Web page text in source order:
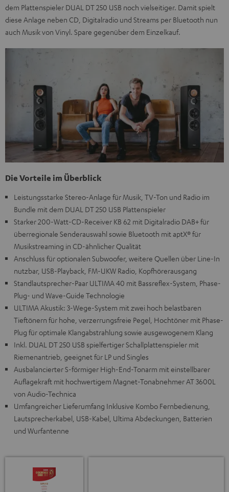
dem Plattenspieler DUAL DT 250 USB noch vielseitiger. Damit spielt
diese Anlage neben CD, Digitalradio und Streams per Bluetooth nun
auch Musik von Vinyl. Spare gegenüber dem Einzelkauf.
Die Vorteile im Überblick
Leistungsstarke Stereo-Anlage für Musik, TV-Ton und Radio im
Bundle mit dem DUAL DT 250 USB Plattenspieler
Starker 200-Watt-CD-Receiver KB 62 mit Digitalradio DAB+ für
überregionale Senderauswahl sowie Bluetooth mit aptX® für
Musikstreaming in CD-ähnlicher Qualität
Anschluss für optionalen Subwoofer, weitere Quellen über Line-In
nutzbar, USB-Playback, FM-UKW Radio, Kopfhörerausgang
Standlautsprecher-Paar ULTIMA 40 mit Bassreflex-System, Phase-
Plug- und Wave-Guide Technologie
ULTIMA Akustik: 3-Wege-System mit zwei hoch belastbaren
Tieftönern für hohe, verzerrungsfreie Pegel, Hochtöner mit Phase-
Plug für optimale Klangabstrahlung sowie ausgewogenem Klang
Inkl. DUAL DT 250 USB spielfertiger Schallplattenspieler mit
Riemenantrieb, geeignet für LP und Singles
Ausbalancierter S-förmiger High-End-Tonarm mit einstellbarer
Auflagekraft mit hochwertigem Magnet-Tonabnehmer AT 3600L
von Audio-Technica
Umfangreicher Lieferumfang Inklusive Kombo Fernbedienung,
Lautsprecherkabel, USB-Kabel, Ultima Abdeckungen, Batterien
und Wurfantenne